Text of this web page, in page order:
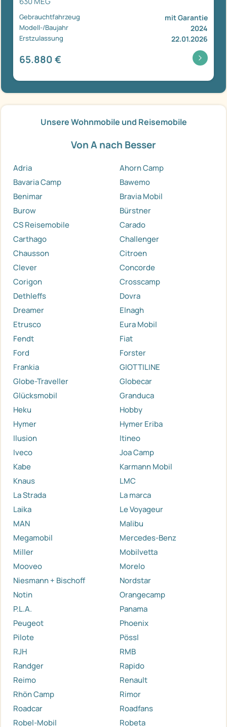
Gebrauchtfahrzeug mit Garantie
Modell-/Baujahr 2024
Erstzulassung 22.01.2026
65.880 €
Unsere Wohnmobile und Reisemobile
Von A nach Besser
Adria
Ahorn Camp
Bavaria Camp
Bawemo
Benimar
Bravia Mobil
Burow
Bürstner
CS Reisemobile
Carado
Carthago
Challenger
Chausson
Citroen
Clever
Concorde
Corigon
Crosscamp
Dethleffs
Dovra
Dreamer
Elnagh
Etrusco
Eura Mobil
Fendt
Fiat
Ford
Forster
Frankia
GIOTTILINE
Globe-Traveller
Globecar
Glücksmobil
Granduca
Heku
Hobby
Hymer
Hymer Eriba
Ilusion
Itineo
Iveco
Joa Camp
Kabe
Karmann Mobil
Knaus
LMC
La Strada
La marca
Laika
Le Voyageur
MAN
Malibu
Megamobil
Mercedes-Benz
Miller
Mobilvetta
Mooveo
Morelo
Niesmann + Bischoff
Nordstar
Notin
Orangecamp
P.L.A.
Panama
Peugeot
Phoenix
Pilote
Pössl
RJH
RMB
Randger
Rapido
Reimo
Renault
Rhön Camp
Rimor
Roadcar
Roadfans
Robel-Mobil
Robeta